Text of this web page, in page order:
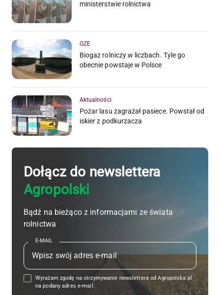
ministerstwie rolnictwa
OZE
Biogaz rolniczy w liczbach. Tyle go
obecnie powstaje w Polsce
Aktualności
Pożar lasu zagrażał pasiece. Powstał od
iskier z podkurzacza
Dołącz do newslettera
Agropolski
Bądź na bieżąco z informacjami ze świata
rolnictwa
E-MAIL
Wyrażam zgodę na otrzymywanie newslettera od Agropolska.pl
na podany adres e-mail.